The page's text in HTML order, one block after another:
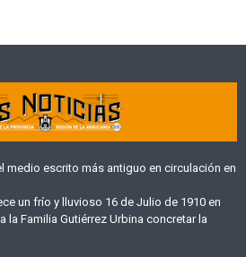
medio escrito más antiguo en circulación en
un frío y lluvioso 16 de Julio de 1910 en
Familia Gutiérrez Urbina concretar la